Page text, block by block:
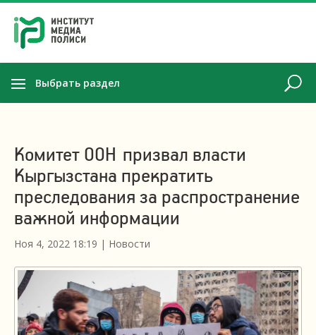
Выбрать раздел
Комитет ООН призвал власти
Кыргызстана прекратить
преследования за распространение
важной информации
Ноя 4, 2022 18:19 | Новости